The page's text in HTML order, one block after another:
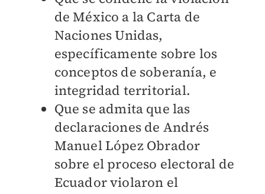
de México a la Carta de
Naciones Unidas,
específicamente sobre los
conceptos de soberanía, e
integridad territorial.
Que se admita que las
declaraciones de Andrés
Manuel López Obrador
sobre el proceso electoral de
Ecuador violaron el